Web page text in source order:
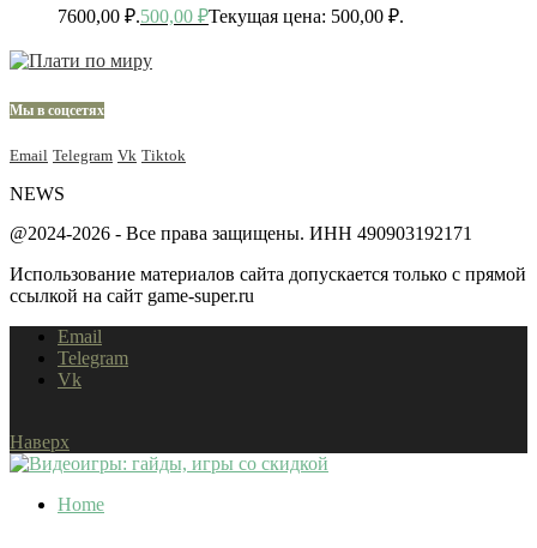
7600,00 ₽.500,00 ₽Текущая цена: 500,00 ₽.
Мы в соцсетях
Email Telegram Vk Tiktok
NEWS
@2024-2026 - Все права защищены. ИНН 490903192171
Использование материалов сайта допускается только с прямой
ссылкой на сайт game-super.ru
Email
Telegram
Vk
Наверх
Home